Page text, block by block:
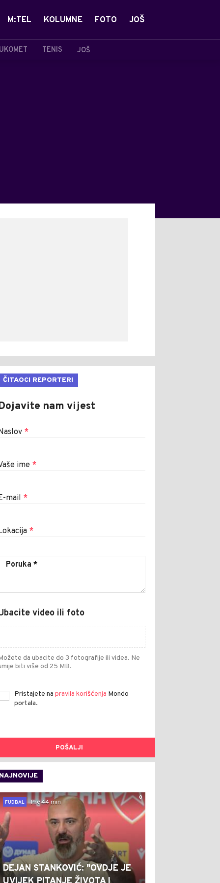
TENIS JOŠ
M:TEL KOLUMNE FOTO JOŠ
ČITAOCI REPORTERI
nam vijest
*
ime *
mail *
*
video ili foto
da ubacite do 3 fotografije ili videa. Ne
biti više od 25 MB.
Pristajete na pravila korišćenja Mondo
portala.
POŠALJI
NAJNOVIJE
0
FUDBAL
Pre 44 min
DEJAN STANKOVIĆ: "OVDJE JE